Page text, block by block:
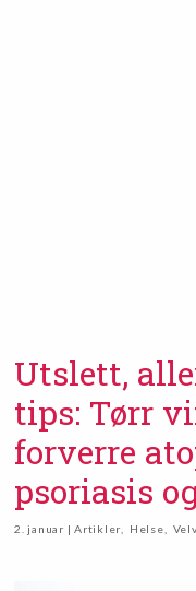
Utslett,
tips: Tørr
forverre
psoriasis
2. januar | Artikler Helse